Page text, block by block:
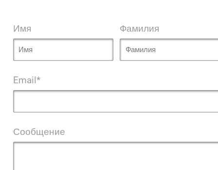
Имя Фамилия
Email*
Сообщение